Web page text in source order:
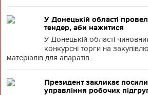
У Донецькій області
тендер, аби нажитися
У Донецькій області
конкурсні торги на
матеріалів для апаратів...
Президент закликає
управління робочих